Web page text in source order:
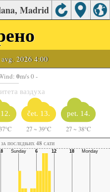
Madrid
2026 4:00
0m/s 0 -
ваздуха
37°C
čet. 13.
27 ~ 39°C
pet. 14.
27 ~ 38°C
последњих 48 сати